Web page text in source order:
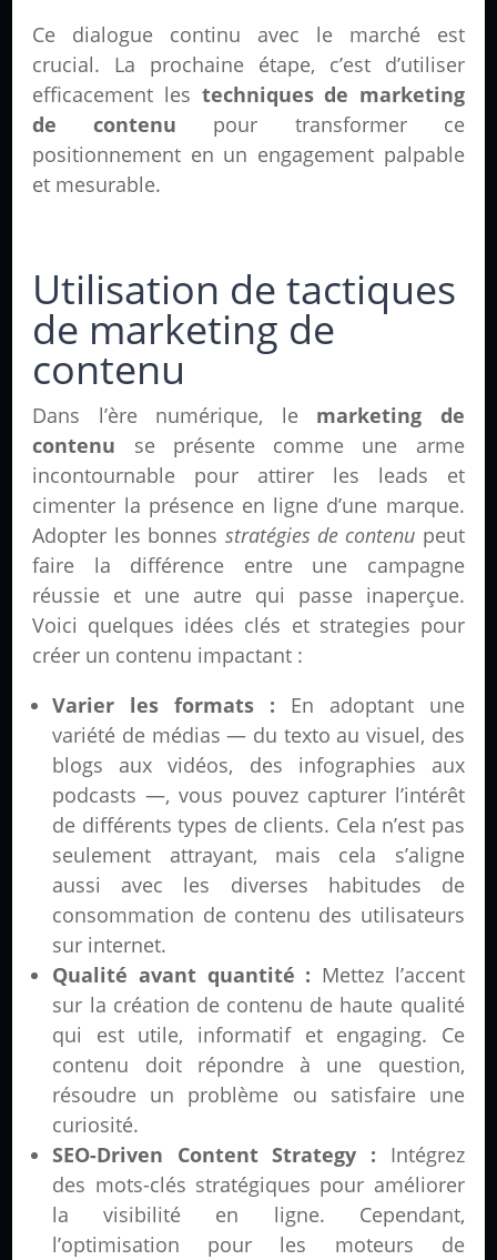
Ce dialogue continu avec le marché est
crucial. La prochaine étape, c’est d’utiliser
efficacement les techniques de marketing
de contenu pour transformer ce
positionnement en un engagement palpable
et mesurable.
Utilisation de tactiques
de marketing de
contenu
Dans l’ère numérique, le marketing de
contenu se présente comme une arme
incontournable pour attirer les leads et
cimenter la présence en ligne d’une marque.
Adopter les bonnes stratégies de contenu peut
faire la différence entre une campagne
réussie et une autre qui passe inaperçue.
Voici quelques idées clés et strategies pour
créer un contenu impactant :
Varier les formats : En adoptant une
variété de médias — du texto au visuel, des
blogs aux vidéos, des infographies aux
podcasts —, vous pouvez capturer l’intérêt
de différents types de clients. Cela n’est pas
seulement attrayant, mais cela s’aligne
aussi avec les diverses habitudes de
consommation de contenu des utilisateurs
sur internet.
Qualité avant quantité : Mettez l’accent
sur la création de contenu de haute qualité
qui est utile, informatif et engaging. Ce
contenu doit répondre à une question,
résoudre un problème ou satisfaire une
curiosité.
SEO-Driven Content Strategy : Intégrez
des mots-clés stratégiques pour améliorer
la visibilité en ligne. Cependant,
l’optimisation pour les moteurs de